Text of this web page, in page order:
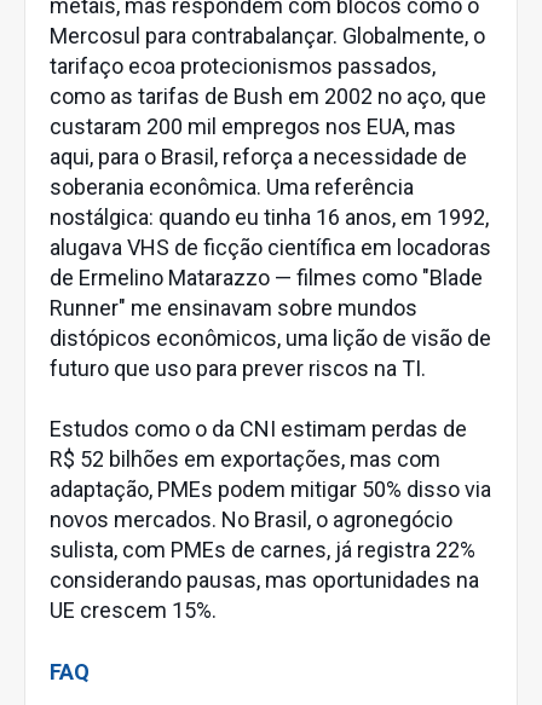
metais, mas respondem com blocos como o
Mercosul para contrabalançar. Globalmente, o
tarifaço ecoa protecionismos passados,
como as tarifas de Bush em 2002 no aço, que
custaram 200 mil empregos nos EUA, mas
aqui, para o Brasil, reforça a necessidade de
soberania econômica. Uma referência
nostálgica: quando eu tinha 16 anos, em 1992,
alugava VHS de ficção científica em locadoras
de Ermelino Matarazzo — filmes como "Blade
Runner" me ensinavam sobre mundos
distópicos econômicos, uma lição de visão de
futuro que uso para prever riscos na TI.
Estudos como o da CNI estimam perdas de
R$ 52 bilhões em exportações, mas com
adaptação, PMEs podem mitigar 50% disso via
novos mercados. No Brasil, o agronegócio
sulista, com PMEs de carnes, já registra 22%
considerando pausas, mas oportunidades na
UE crescem 15%.
FAQ